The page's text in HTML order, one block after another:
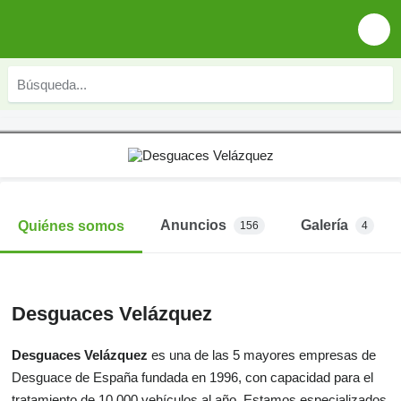
Quiénes somos Anuncios 156 Galería 4
Desguaces Velázquez
Desguaces Velázquez es una de las 5 mayores empresas de
Desguace de España fundada en 1996, con capacidad para el